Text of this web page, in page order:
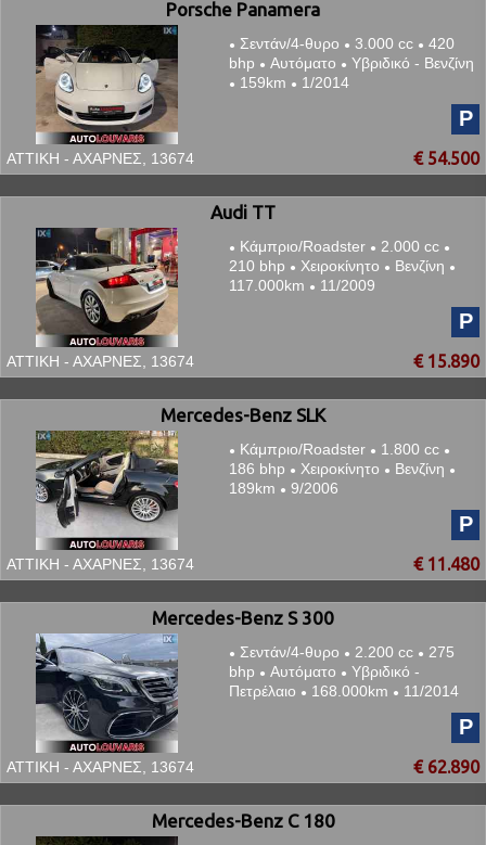
Porsche Panamera
● Σεντάν/4-θυρο ● 3.000 cc ● 420
bhp ● Αυτόματο ● Υβριδικό - Βενζίνη
● 159km ● 1/2014
P
ΑΤΤΙΚΗ - ΑΧΑΡΝΕΣ, 13674 € 54.500
Audi TT
● Κάμπριο/Roadster ● 2.000 cc ●
210 bhp ● Χειροκίνητο ● Βενζίνη ●
117.000km ● 11/2009
P
ΑΤΤΙΚΗ - ΑΧΑΡΝΕΣ, 13674 € 15.890
Mercedes-Benz SLK
● Κάμπριο/Roadster ● 1.800 cc ●
186 bhp ● Χειροκίνητο ● Βενζίνη ●
189km ● 9/2006
P
ΑΤΤΙΚΗ - ΑΧΑΡΝΕΣ, 13674 € 11.480
Mercedes-Benz S 300
● Σεντάν/4-θυρο ● 2.200 cc ● 275
bhp ● Αυτόματο ● Υβριδικό -
Πετρέλαιο ● 168.000km ● 11/2014
P
ΑΤΤΙΚΗ - ΑΧΑΡΝΕΣ, 13674 € 62.890
Mercedes-Benz C 180